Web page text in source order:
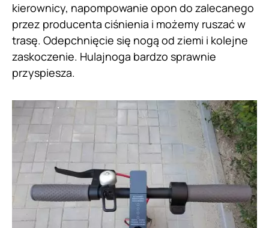
kierownicy, napompowanie opon do zalecanego
przez producenta ciśnienia i możemy ruszać w
trasę. Odepchnięcie się nogą od ziemi i kolejne
zaskoczenie. Hulajnoga bardzo sprawnie
przyspiesza.